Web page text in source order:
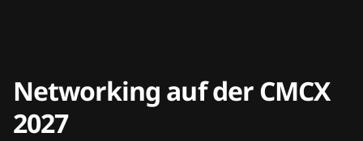
Networking auf der CMCX
2027